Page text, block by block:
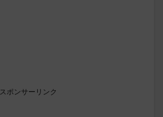
スポンサーリンク